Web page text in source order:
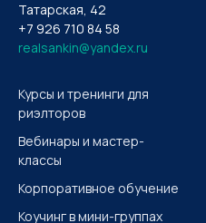
Татарская, 42
+7 926 710 84 58
realsankin@yandex.ru
Курсы и тренинги для
риэлторов
Вебинары и мастер-
классы
Корпоративное обучение
Коучинг в мини-группах